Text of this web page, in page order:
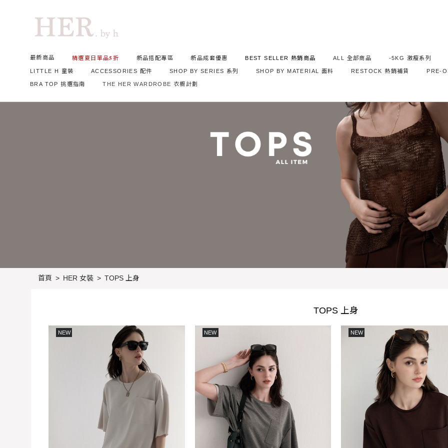
最新商品 精選夏日單品𝟓折 新品搭配專區 新品成套優惠 BEST SELLER 熱銷商品 ALL 全部商品 -5KG 激瘦系列
LITTLE H 童裝 ACCESSORIES 配件 SHOP BY SERIES 系列 SHOP BY MATERIAL 面料 RESTOCK 熱銷補貨 PRE-
BRA TOP 挑選指南 THE HER WARDROBE 衣櫥計劃
首頁 HER 女裝 TOPS 上身
TOPS 上身
NEW NEW NEW